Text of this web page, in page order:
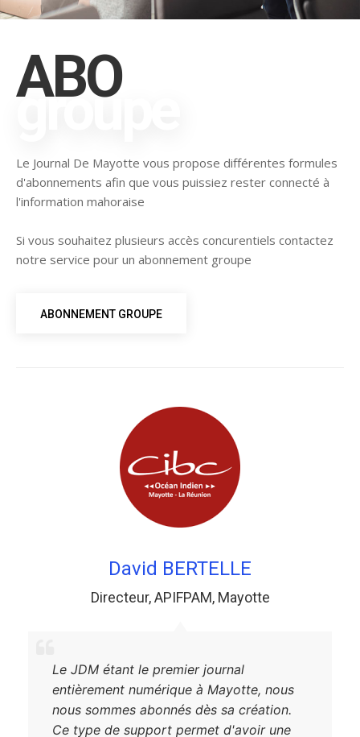
ABO
groupe
Le Journal De Mayotte vous propose différentes formules
d'abonnements afin que vous puissiez rester connecté à
l'information mahoraise
Si vous souhaitez plusieurs accès concurentiels contactez
notre service pour un abonnement groupe
ABONNEMENT GROUPE
David BERTELLE
Directeur,APIFPAM, Mayotte
Le JDM étant le premier journal
entièrement numérique à Mayotte, nous
nous sommes abonnés dès sa création.
Ce type de support permet d'avoir une